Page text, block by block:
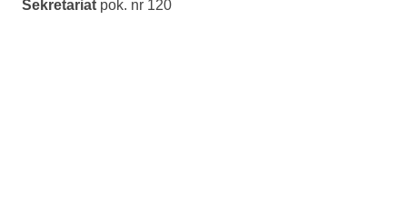
Sekretariat pok. nr 120